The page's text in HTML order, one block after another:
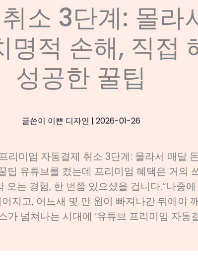
소 3단계: 몰라
명적 손해, 직접
성공한 꿀팁
글쓴이 이쁜 디자인 | 2026-01-26
리미엄 자동결제 취소 3단계: 몰라서 매달
팁 유튜브를 켰는데 프리미엄 혜택은 거의
오는 경험, 한 번쯤 있으셨을 겁니다.“나중
지고, 어느새 몇 만 원이 빠져나간 뒤에야
가 넘쳐나는 시대에 ‘유튜브 프리미엄 자동